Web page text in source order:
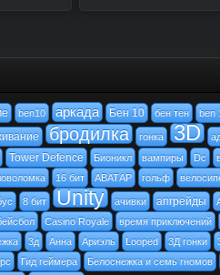
ben10 аркада Бен 10 бен тен ben
бродилка гонка 3D
Tower Defence Бионикл вампиры Dc
16 бит АВАТАР гольф
8 бит Unity ачивки апгрейды
Casino Royale время приключений
3д Анна Ариэль Looped 3Д гонки
Гид геймера Белоснежка и семь гномов